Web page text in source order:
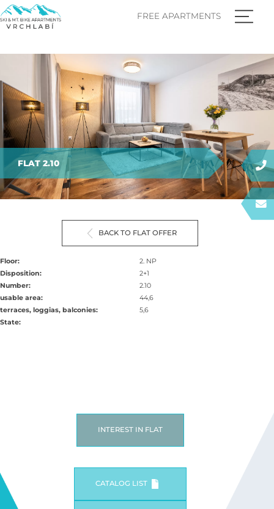
FREE APARTMENTS
FLAT 2.10
BACK TO FLAT OFFER
Floor:
2. NP
Disposition:
2+1
Number:
2.10
usable area:
44,6
terraces, loggias, balconies:
5,6
State:
INTEREST IN FLAT
CATALOG LIST